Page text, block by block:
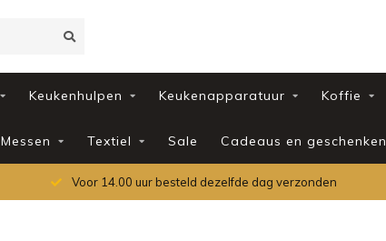
Keukenhulpen Keukenapparatuur Koffie
Messen Textiel Sale Cadeaus en geschenken
Voor 14.00 uur besteld dezelfde dag verzonden